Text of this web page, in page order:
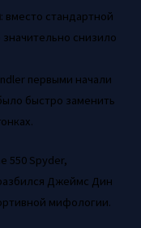
: вместо стандартной
снизило
первыми начали
быстро заменить
550 Spyder,
Джеймс Дин
мифологии.